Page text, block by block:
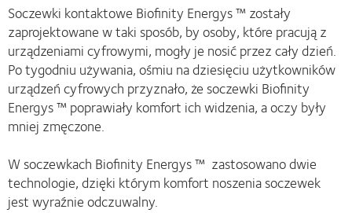
Soczewki kontaktowe Biofinity Energys ™ zostały
zaprojektowane w taki sposób, by osoby, które pracują z
urządzeniami cyfrowymi, mogły je nosić przez cały dzień.
Po tygodniu używania, ośmiu na dziesięciu użytkowników
urządzeń cyfrowych przyznało, że soczewki Biofinity
Energys ™ poprawiały komfort ich widzenia, a oczy były
mniej zmęczone.
W soczewkach Biofinity Energys ™ zastosowano dwie
technologie, dzięki którym komfort noszenia soczewek
jest wyraźnie odczuwalny.